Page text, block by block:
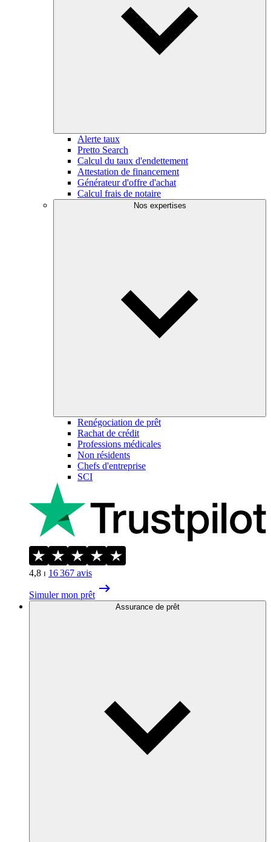
Alerte taux
Pretto Search
Calcul du taux d'endettement
Attestation de financement
Générateur d'offre d'achat
Calcul frais de notaire
Nos expertises
Renégociation de prêt
Rachat de crédit
Professions médicales
Non résidents
Chefs d'entreprise
SCI
4,8 ⏐ 16 367 avis
Simuler mon prêt
Assurance de prêt